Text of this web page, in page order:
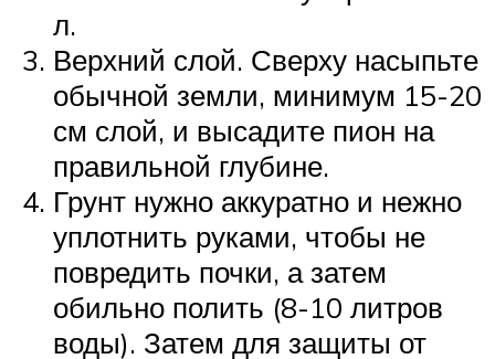
л.
Верхний слой. Сверху насыпьте
обычной земли, минимум 15-20
см слой, и высадите пион на
правильной глубине.
Грунт нужно аккуратно и нежно
уплотнить руками, чтобы не
повредить почки, а затем
обильно полить (8-10 литров
воды). Затем для защиты от